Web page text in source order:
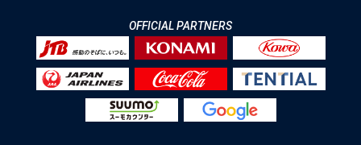
OFFICIAL PARTNERS